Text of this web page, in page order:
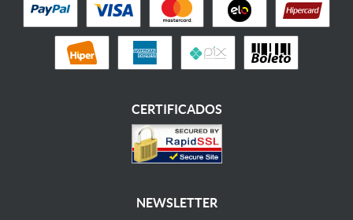
CERTIFICADOS
NEWSLETTER